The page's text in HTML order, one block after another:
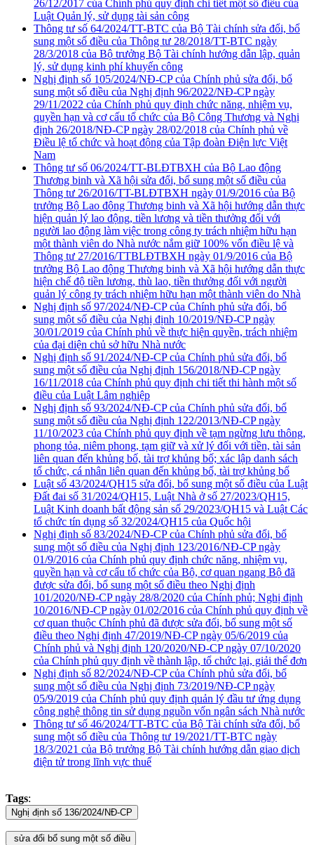
26/12/2017 của Chính phủ quy định chi tiết một số điều của
Luật Quản lý, sử dụng tài sản công
Thông tư số 64/2024/TT-BTC của Bộ Tài chính sửa đổi, bổ
sung một số điều của Thông tư 28/2018/TT-BTC ngày
28/3/2018 của Bộ trưởng Bộ Tài chính hướng dẫn lập, quản
lý, sử dụng kinh phí khuyến công
Nghị định số 105/2024/NĐ-CP của Chính phủ sửa đổi, bổ
sung một số điều của Nghị định 96/2022/NĐ-CP ngày
29/11/2022 của Chính phủ quy định chức năng, nhiệm vụ,
quyền hạn và cơ cấu tổ chức của Bộ Công Thương và Nghị
định 26/2018/NĐ-CP ngày 28/02/2018 của Chính phủ về
Điều lệ tổ chức và hoạt động của Tập đoàn Điện lực Việt
Nam
Thông tư số 06/2024/TT-BLĐTBXH của Bộ Lao động
Thương binh và Xã hội sửa đổi, bổ sung một số điều của
Thông tư 26/2016/TT-BLĐTBXH ngày 01/9/2016 của Bộ
trưởng Bộ Lao động Thương binh và Xã hội hướng dẫn thực
hiện quản lý lao động, tiền lương và tiền thưởng đối với
người lao động làm việc trong công ty trách nhiệm hữu hạn
một thành viên do Nhà nước nắm giữ 100% vốn điều lệ và
Thông tư 27/2016/TTBLĐTBXH ngày 01/9/2016 của Bộ
trưởng Bộ Lao động Thương binh và Xã hội hướng dẫn thực
hiện chế độ tiền lương, thù lao, tiền thưởng đối với người
quản lý công ty trách nhiệm hữu hạn một thành viên do Nhà
Nghị định số 97/2024/NĐ-CP của Chính phủ sửa đổi, bổ
sung một số điều của Nghị định 10/2019/NĐ-CP ngày
30/01/2019 của Chính phủ về thực hiện quyền, trách nhiệm
của đại diện chủ sở hữu Nhà nước
Nghị định số 91/2024/NĐ-CP của Chính phủ sửa đổi, bổ
sung một số điều của Nghị định 156/2018/NĐ-CP ngày
16/11/2018 của Chính phủ quy định chi tiết thi hành một số
điều của Luật Lâm nghiệp
Nghị định số 93/2024/NĐ-CP của Chính phủ sửa đổi, bổ
sung một số điều của Nghị định 122/2013/NĐ-CP ngày
11/10/2023 của Chính phủ quy định về tạm ngừng lưu thông,
phong tỏa, niêm phong, tạm giữ và xử lý đối với tiền, tài sản
liên quan đến khủng bố, tài trợ khủng bố; xác lập danh sách
tổ chức, cá nhân liên quan đến khủng bố, tài trợ khủng bố
Luật số 43/2024/QH15 sửa đổi, bổ sung một số điều của Luật
Đất đai số 31/2024/QH15, Luật Nhà ở số 27/2023/QH15,
Luật Kinh doanh bất động sản số 29/2023/QH15 và Luật Các
tổ chức tín dụng số 32/2024/QH15 của Quốc hội
Nghị định số 83/2024/NĐ-CP của Chính phủ sửa đổi, bổ
sung một số điều của Nghị định 123/2016/NĐ-CP ngày
01/9/2016 của Chính phủ quy định chức năng, nhiệm vụ,
quyền hạn và cơ cấu tổ chức của Bộ, cơ quan ngang Bộ đã
được sửa đổi, bổ sung một số điều theo Nghị định
101/2020/NĐ-CP ngày 28/8/2020 của Chính phủ; Nghị định
10/2016/NĐ-CP ngày 01/02/2016 của Chính phủ quy định về
cơ quan thuộc Chính phủ đã được sửa đổi, bổ sung một số
điều theo Nghị định 47/2019/NĐ-CP ngày 05/6/2019 của
Chính phủ và Nghị định 120/2020/NĐ-CP ngày 07/10/2020
của Chính phủ quy định về thành lập, tổ chức lại, giải thể đơn
Nghị định số 82/2024/NĐ-CP của Chính phủ sửa đổi, bổ
sung một số điều của Nghị định 73/2019/NĐ-CP ngày
05/9/2019 của Chính phủ quy định quản lý đầu tư ứng dụng
công nghệ thông tin sử dụng nguồn vốn ngân sách Nhà nước
Thông tư số 46/2024/TT-BTC của Bộ Tài chính sửa đổi, bổ
sung một số điều của Thông tư 19/2021/TT-BTC ngày
18/3/2021 của Bộ trưởng Bộ Tài chính hướng dẫn giao dịch
điện tử trong lĩnh vực thuế
Tags: